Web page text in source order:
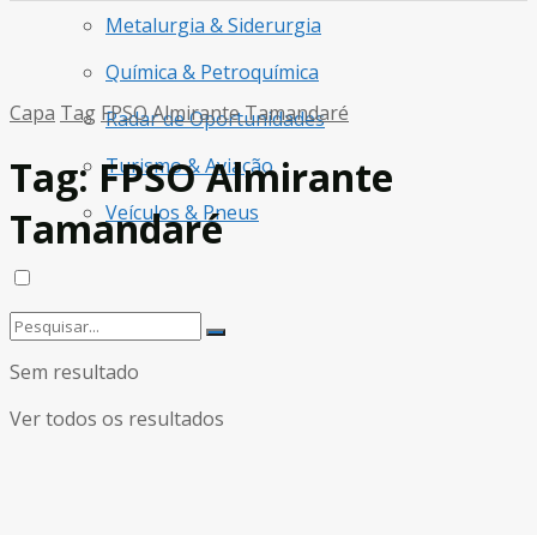
Metalurgia & Siderurgia
Química & Petroquímica
Radar de Oportunidades
Turismo & Aviação
Veículos & Pneus
Sem resultado
Ver todos os resultados
Capa Tag FPSO Almirante Tamandaré
Tag:FPSO Almirante
Tamandaré